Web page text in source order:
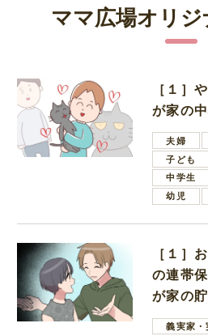
ママ広場オリ
［１］
が家の
夫婦
子ども
中学生
幼児
［１］
の連帯
が家の
しいと
義実家・